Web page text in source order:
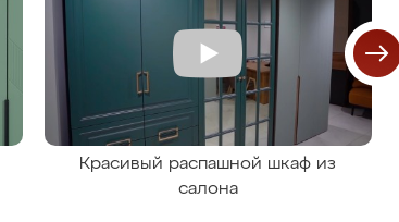
Красивый распашной шкаф из
салона